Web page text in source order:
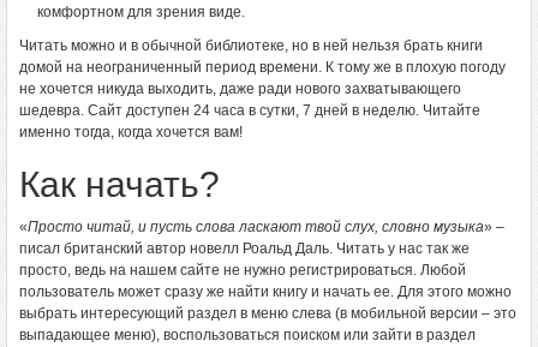
комфортном для зрения виде.
Читать можно и в обычной библиотеке, но в ней нельзя брать книги
домой на неограниченный период времени. К тому же в плохую погоду
не хочется никуда выходить, даже ради нового захватывающего
шедевра. Сайт доступен 24 часа в сутки, 7 дней в неделю. Читайте
именно тогда, когда хочется вам!
Как начать?
«Просто читай, и пусть слова ласкают твой слух, словно музыка» –
писал британский автор новелл Роальд Даль. Читать у нас так же
просто, ведь на нашем сайте не нужно регистрироваться. Любой
пользователь может сразу же найти книгу и начать ее. Для этого можно
выбрать интересующий раздел в меню слева (в мобильной версии – это
выпадающее меню), воспользоваться поиском или зайти в раздел